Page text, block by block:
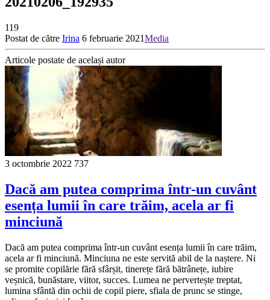
119
Postat de către Irina 6 februarie 2021Media
Articole postate de același autor
3 octombrie 2022 737
Dacă am putea comprima într-un cuvânt
esența lumii în care trăim, acela ar fi
minciună
Dacă am putea comprima într-un cuvânt esența lumii în care trăim,
acela ar fi minciună. Minciuna ne este servită abil de la naștere. Ni
se promite copilărie fără sfârșit, tinerețe fără bătrânețe, iubire
veșnică, bunăstare, viitor, succes. Lumea ne pervertește treptat,
lumina sfântă din ochii de copil piere, sfiala de prunc se stinge,